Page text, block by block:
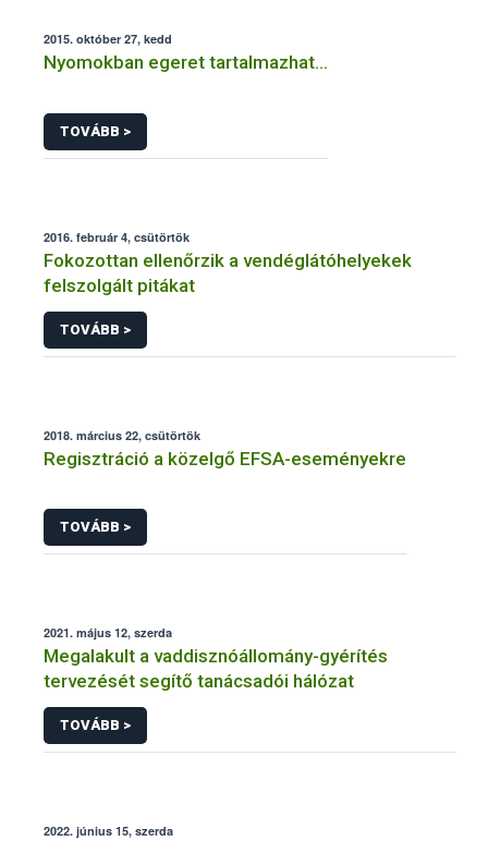
2015. október 27, kedd
Nyomokban egeret tartalmazhat…
TOVÁBB >
2016. február 4, csütörtök
Fokozottan ellenőrzik a vendéglátóhelyekek
felszolgált pitákat
TOVÁBB >
2018. március 22, csütörtök
Regisztráció a közelgő EFSA-eseményekre
TOVÁBB >
2021. május 12, szerda
Megalakult a vaddisznóállomány-gyérítés
tervezését segítő tanácsadói hálózat
TOVÁBB >
2022. június 15, szerda